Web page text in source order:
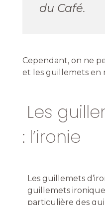
du Café.
Cependant, on ne
et les guillemets en
Les
: l’ironie
Les guillemets
guillemets
particulière des